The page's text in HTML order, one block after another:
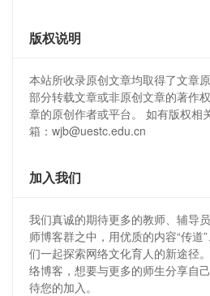
版权说明
本站所收录原创文章均取得了文章
部分转载文章或非原创文章的著作
章的原创作者或平台。 如有版权相
箱：wjb@uestc.edu.cn
加入我们
我们真诚的期待更多的教师、辅导
师博客群之中，用优质的内容“传道”
们一起探索网络文化育人的新途径
络博客，想要与更多的师生分享自
待您的加入。